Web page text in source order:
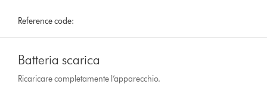
Reference code:
Batteria scarica
Ricaricare completamente l’apparecchio.